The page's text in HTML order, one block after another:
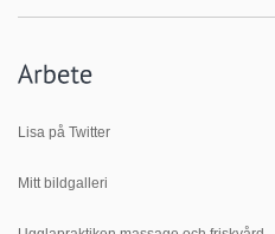
Lisa på Twitter
Mitt bildgalleri